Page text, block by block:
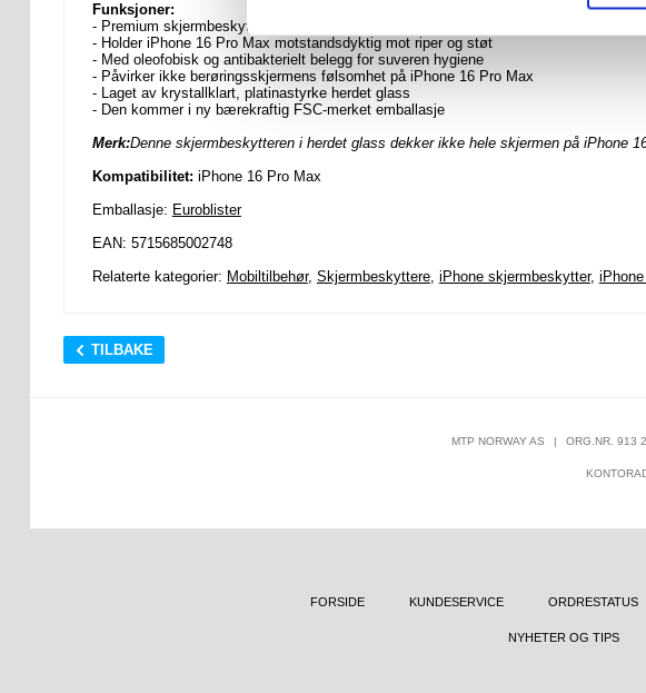
Funksjoner:
- Premium skjermbeskytter for din iPhone 16 Pro Max fra PanzerGlass
- Holder iPhone 16 Pro Max motstandsdyktig mot riper og støt
- Med oleofobisk og antibakterielt belegg for suveren hygiene
- Påvirker ikke berøringsskjermens følsomhet på iPhone 16 Pro Max
- Laget av krystallklart, platinastyrke herdet glass
- Den kommer i ny bærekraftig FSC-merket emballasje
Merk:Denne skjermbeskytteren i herdet glass dekker ikke hele skjermen på iPhone
Kompatibilitet: iPhone 16 Pro Max
Emballasje: Euroblister
EAN: 5715685002748
Relaterte kategorier: Mobiltilbehør, Skjermbeskyttere, iPhone skjermbeskytter,
TILBAKE
MTP NORWAY AS | ORG.NR. 913
FORSIDE KUNDESERVICE ORDRESTATUS
NYHETER OG TIPS